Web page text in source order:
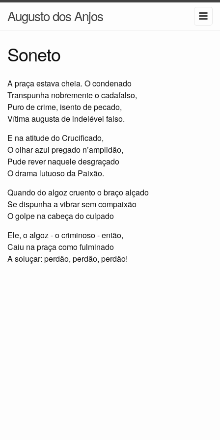
Augusto dos Anjos
Soneto
A praça estava cheia. O condenado
Transpunha nobremente o cadafalso,
Puro de crime, isento de pecado,
Vítima augusta de indelével falso.
E na atitude do Crucificado,
O olhar azul pregado n’amplidão,
Pude rever naquele desgraçado
O drama lutuoso da Paixão.
Quando do algoz cruento o braço alçado
Se dispunha a vibrar sem compaixão
O golpe na cabeça do culpado
Ele, o algoz - o criminoso - então,
Caiu na praça como fulminado
A soluçar: perdão, perdão, perdão!